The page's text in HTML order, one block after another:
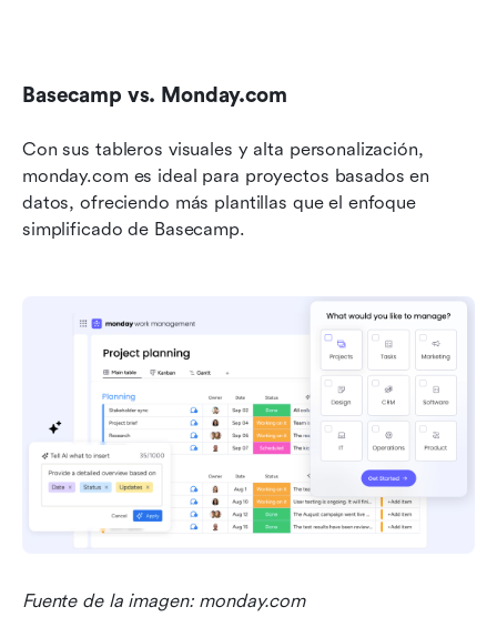
Basecamp vs. Monday.com
Con sus tableros visuales y alta personalización,
monday.com es ideal para proyectos basados en
datos, ofreciendo más plantillas que el enfoque
simplificado de Basecamp.
Fuente de la imagen: monday.com